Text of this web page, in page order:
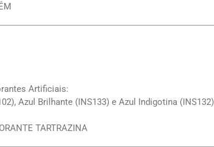
Artificiais:
Azul Brilhante (INS133) e Azul Indigotina (INS132)
TARTRAZINA